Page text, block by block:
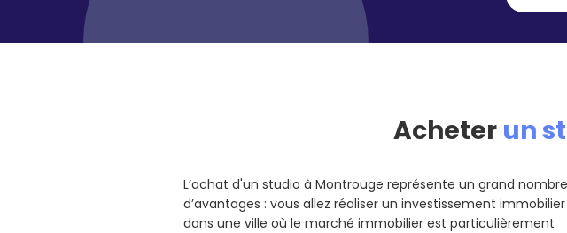
Acheter un
L’achat d'un studio à Montrouge représente un grand nombre
d’avantages : vous allez réaliser un investissement immobilier
dans une ville où le marché immobilier est particulièrement